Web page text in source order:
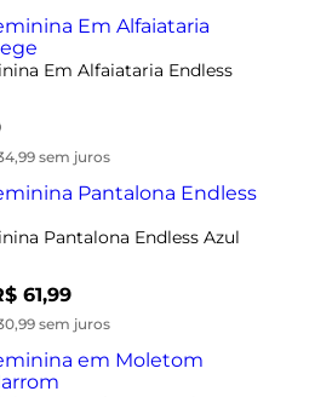
Em Alfaiataria Endless
sem juros
Pantalona Endless Azul
61,99
sem juros